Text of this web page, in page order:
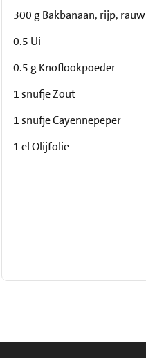
300 g Bakbanaan, rijp, rauw
0.5 Ui
0.5 g Knoflookpoeder
1 snufje Zout
1 snufje Cayennepeper
1 el Olijfolie